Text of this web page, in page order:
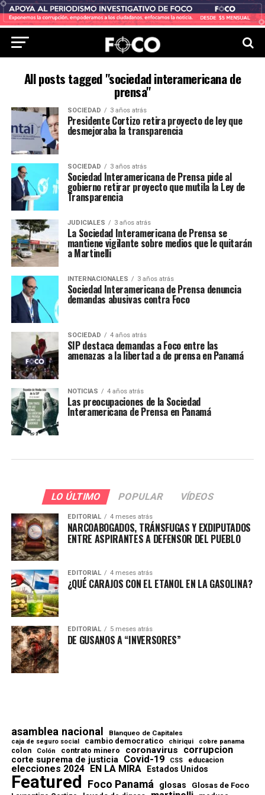
All posts tagged "sociedad interamericana de
prensa"
SOCIEDAD 3 años atrás
Presidente Cortizo retira proyecto de ley que
desmejoraba la transparencia
SOCIEDAD 3 años atrás
Sociedad Interamericana de Prensa pide al
gobierno retirar proyecto que mutila la Ley de
Transparencia
JUDICIALES 3 años atrás
La Sociedad Interamericana de Prensa se
mantiene vigilante sobre medios que le quitarán
a Martinelli
INTERNACIONALES 3 años atrás
Sociedad Interamericana de Prensa denuncia
demandas abusivas contra Foco
SOCIEDAD 4 años atrás
SIP destaca demandas a Foco entre las
amenazas a la libertad a de prensa en Panamá
NOTICIAS 4 años atrás
Las preocupaciones de la Sociedad
Interamericana de Prensa en Panamá
LO ÚLTIMO POPULAR VÍDEOS
EDITORIAL 4 meses atrás
NARCOABOGADOS, TRÁNSFUGAS Y EXDIPUTADOS
ENTRE ASPIRANTES A DEFENSOR DEL PUEBLO
EDITORIAL 4 meses atrás
¿QUÉ CARAJOS CON EL ETANOL EN LA GASOLINA?
EDITORIAL 5 meses atrás
DE GUSANOS A “INVERSORES”
asamblea nacional Blanqueo de Capitales
caja de seguro social cambio democratico chiriqui cobre panama
colon Colón contrato minero coronavirus corrupcion
corte suprema de justicia Covid-19 CSS educacion
elecciones 2024 EN LA MIRA Estados Unidos
Featured Foco Panamá glosas Glosas de Foco